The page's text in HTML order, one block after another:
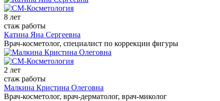
8 лет
стаж работы
Катина Яна Сергеевна
Врач-косметолог, специалист по коррекции фигуры
2 лет
стаж работы
Малкина Кристина Олеговна
Врач-косметолог, врач-дерматолог, врач-миколог